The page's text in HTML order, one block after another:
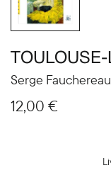
Serge Fauchereau
12,00 €